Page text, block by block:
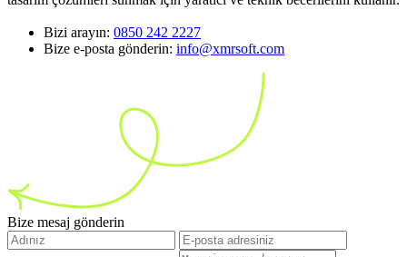
Bizi arayın: 0850 242 2227
Bize e-posta gönderin: info@xmrsoft.com
Bize mesaj gönderin